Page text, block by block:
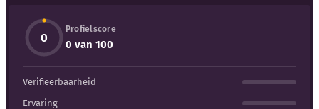
Externe bronnen
Woordenboek
Auteurs
0
Profielscore
0 van 100
Verifieerbaarheid
Ervaring